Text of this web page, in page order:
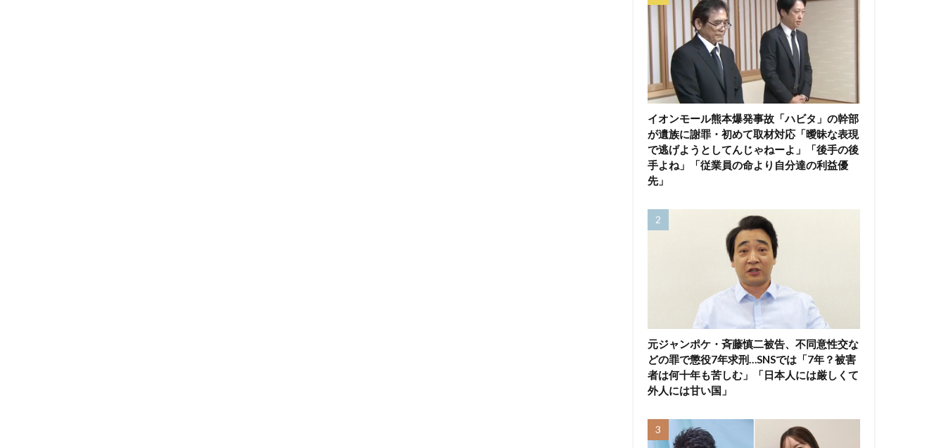
イオンモール熊本爆発事故「ハビタ」の幹部
が遺族に謝罪・初めて取材対応「曖昧な表現
で逃げようとしてんじゃねーよ」「後手の後
手よね」「従業員の命より自分達の利益優
先」
元ジャンポケ・斉藤慎二被告、不同意性交な
どの罪で懲役7年求刑…SNSでは「7年？被害
者は何十年も苦しむ」「日本人には厳しくて
外人には甘い国」